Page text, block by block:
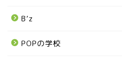
B’z
POPの学校